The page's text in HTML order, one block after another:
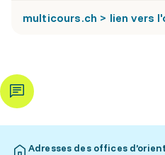
multicours.ch > lien vers
Adresses des offices